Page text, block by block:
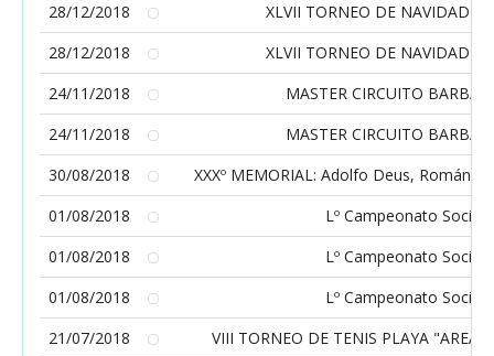
28/12/2018
XLVII TORNEO DE NAVIDAD
28/12/2018
XLVII TORNEO DE NAVIDAD
24/11/2018
MASTER CIRCUITO
24/11/2018
MASTER CIRCUITO
30/08/2018
XXXº MEMORIAL: Adolfo Deus, Román
01/08/2018
Lº Campeonato Social
01/08/2018
Lº Campeonato Social
01/08/2018
Lº Campeonato Social
21/07/2018
VIII TORNEO DE TENIS PLAYA "AREA